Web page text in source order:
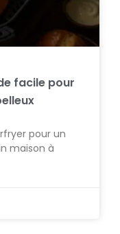
facile pour
pour un
maison à